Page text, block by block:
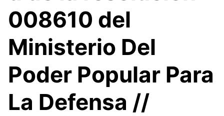
008610 del
Ministerio Del
Poder Popular Para
La Defensa //